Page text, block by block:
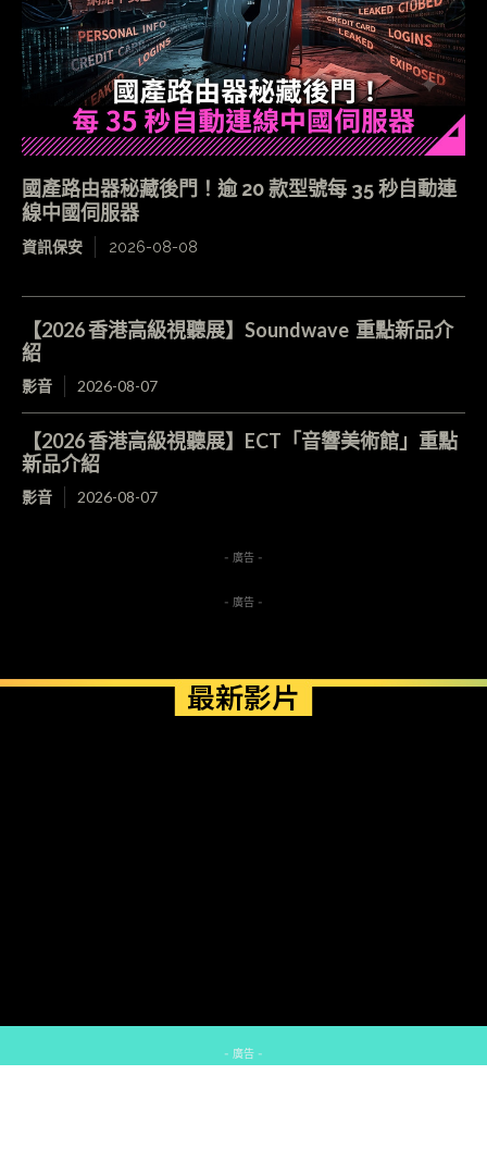
國產路由器秘藏後門！逾 20 款型號每 35 秒自動連
線中國伺服器
資訊保安 2026-08-08
【2026 香港高級視聽展】Soundwave 重點新品介
紹
影音 2026-08-07
【2026 香港高級視聽展】ECT「音響美術館」重點
新品介紹
影音 2026-08-07
- 廣告 -
- 廣告 -
最新影片
- 廣告 -